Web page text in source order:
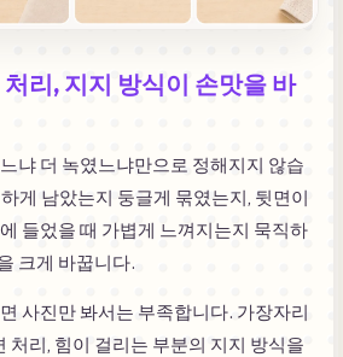
리, 지지 방식이 손맛을 바
냐 더 녹였느냐만으로 정해지지 않습
게 남았는지 둥글게 묶였는지, 뒷면이
들었을 때 가볍게 느껴지는지 묵직하
크게 바꿉니다.
사진만 봐서는 부족합니다. 가장자리
처리, 힘이 걸리는 부분의 지지 방식을